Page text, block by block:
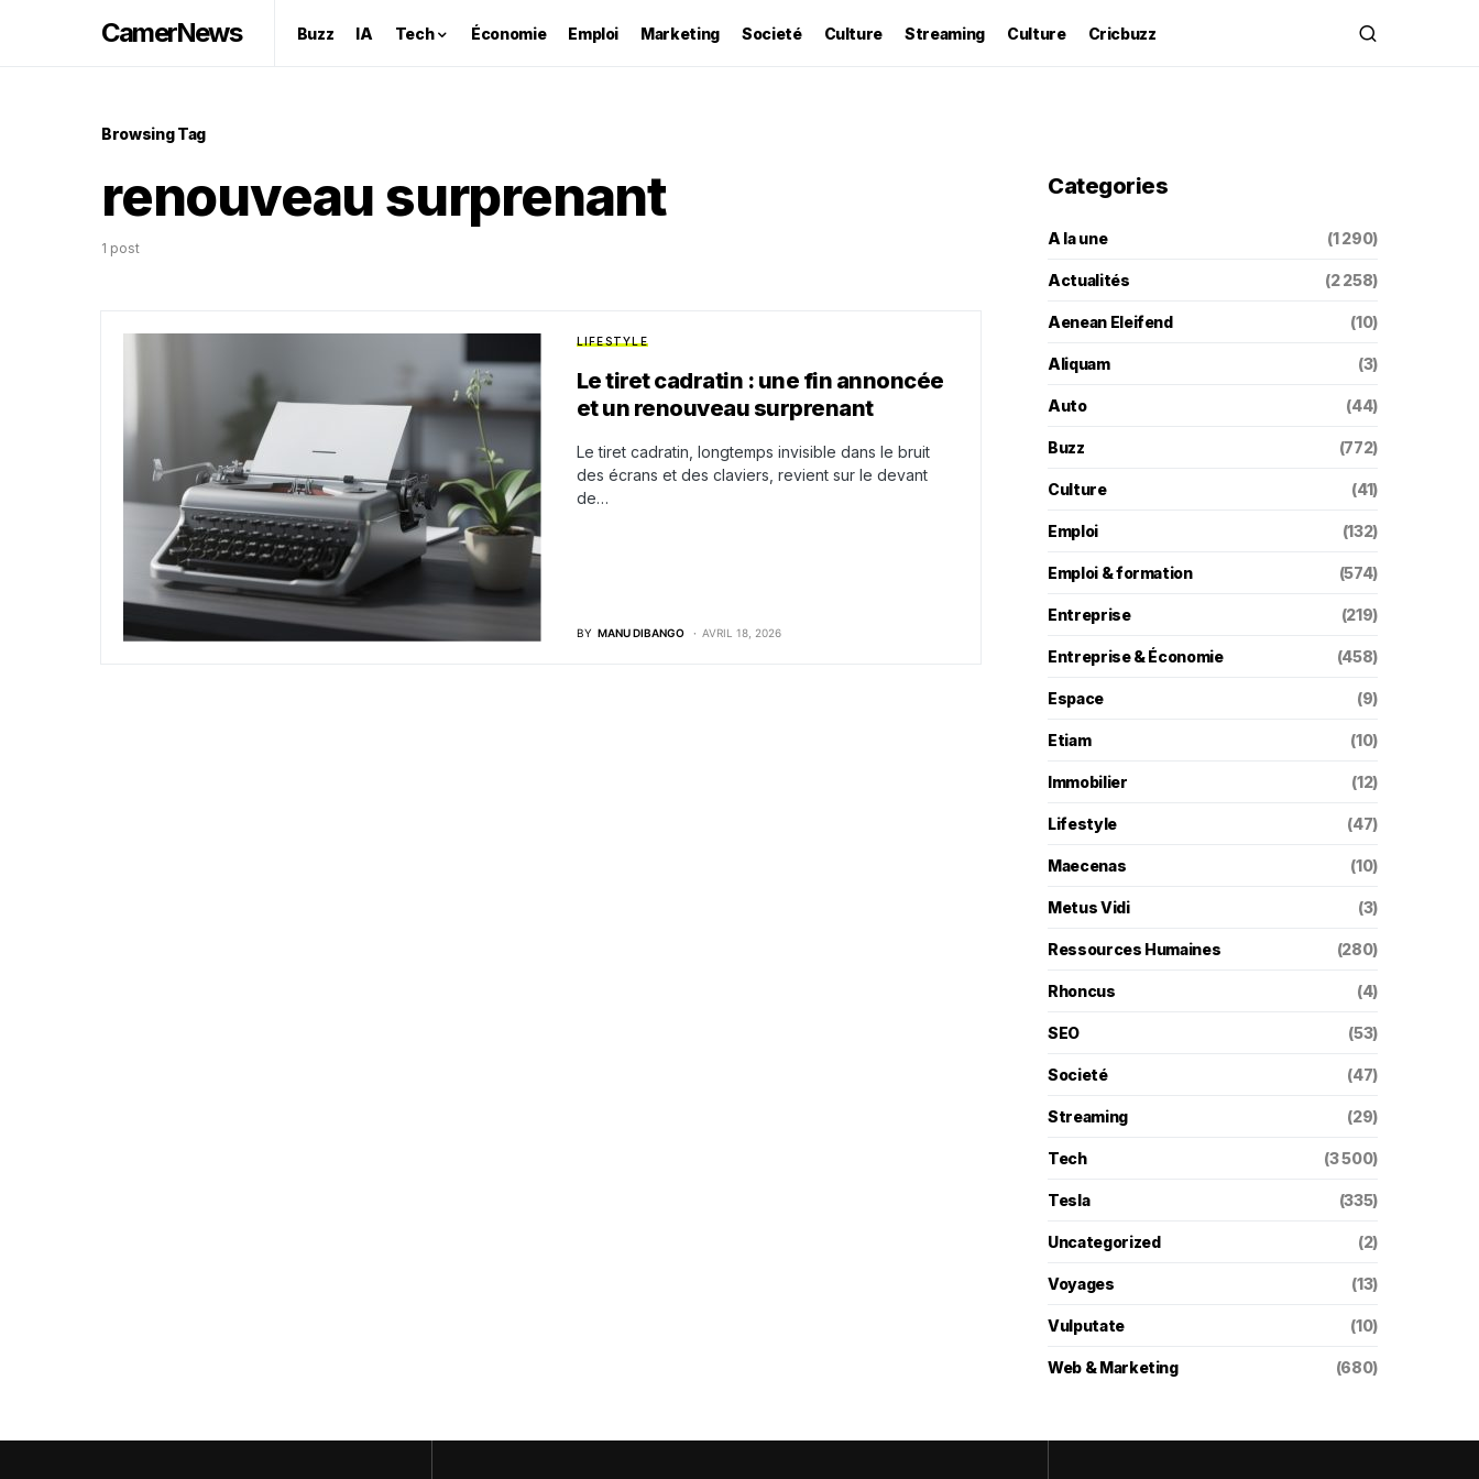
CamerNews Buzz IA Tech Économie Emploi Marketing Societé Culture Streaming Culture Cricbuzz
Browsing Tag
renouveau surprenant
1 post
LIFESTYLE
Le tiret cadratin : une fin annoncée
et un renouveau surprenant
Le tiret cadratin, longtemps invisible dans le bruit
des écrans et des claviers, revient sur le devant
de…
BY MANU DIBANGO AVRIL 18, 2026
Categories
A la une (1 290)
Actualités (2 258)
Aenean Eleifend (10)
Aliquam (3)
Auto (44)
Buzz (772)
Culture (41)
Emploi (132)
Emploi & formation (574)
Entreprise (219)
Entreprise & Économie (458)
Espace (9)
Etiam (10)
Immobilier (12)
Lifestyle (47)
Maecenas (10)
Metus Vidi (3)
Ressources Humaines (280)
Rhoncus (4)
SEO (53)
Societé (47)
Streaming (29)
Tech (3 500)
Tesla (335)
Uncategorized (2)
Voyages (13)
Vulputate (10)
Web & Marketing (680)